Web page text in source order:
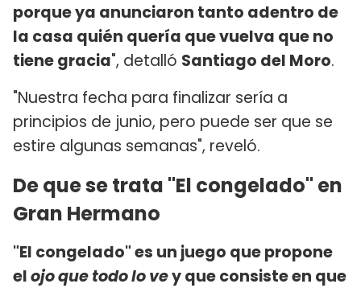
porque ya anunciaron tanto adentro de
la casa quién quería que vuelva que no
tiene gracia", detalló Santiago del Moro.
"Nuestra fecha para finalizar sería a
principios de junio, pero puede ser que se
estire algunas semanas", reveló.
De que se trata "El congelado" en
Gran Hermano
"El congelado" es un juego que propone
elojo que todo lo vey que consiste en que